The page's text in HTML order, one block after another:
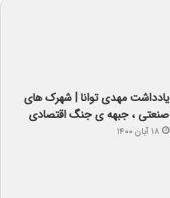
یادداشت مهدی توانا | شهرک های
صنعتی ، جبهه ی جنگ اقتصادی
۱۸ آبان ۱۴۰۰